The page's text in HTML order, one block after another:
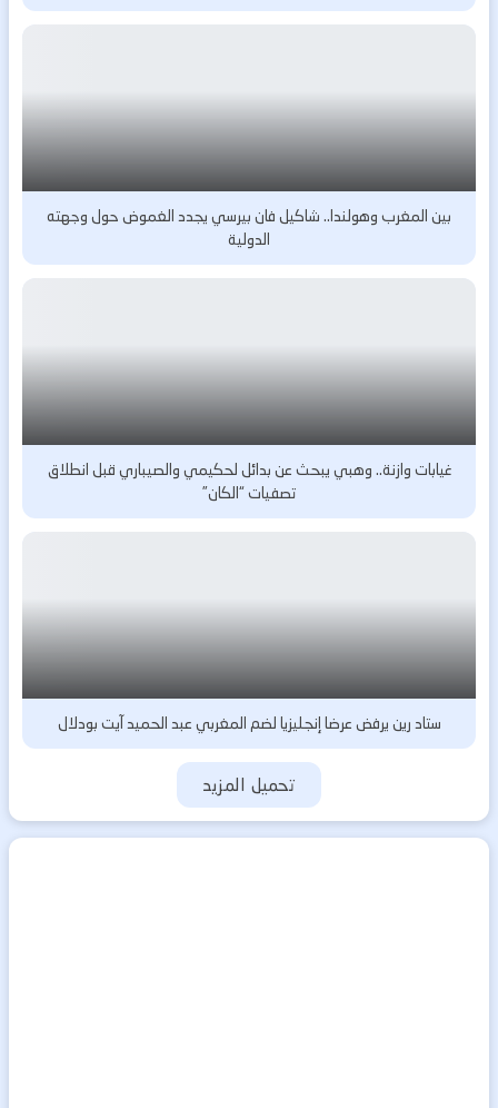
بين المغرب وهولندا.. شاكيل فان بيرسي يجدد الغموض حول وجهته
الدولية
غيابات وازنة.. وهبي يبحث عن بدائل لحكيمي والصيباري قبل انطلاق
تصفيات “الكان”
ستاد رين يرفض عرضا إنجليزيا لضم المغربي عبد الحميد آيت بودلال
تحميل المزيد